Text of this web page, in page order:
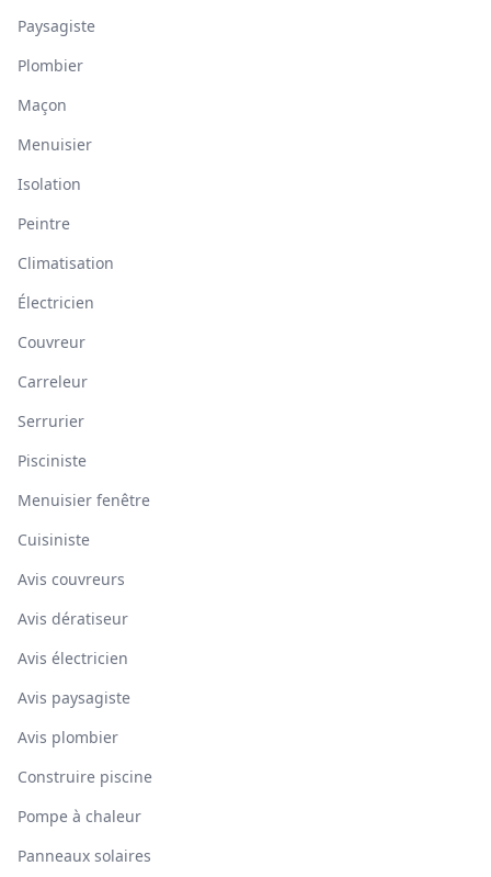
Paysagiste
Plombier
Maçon
Menuisier
Isolation
Peintre
Climatisation
Électricien
Couvreur
Carreleur
Serrurier
Pisciniste
Menuisier fenêtre
Cuisiniste
Avis couvreurs
Avis dératiseur
Avis électricien
Avis paysagiste
Avis plombier
Construire piscine
Pompe à chaleur
Panneaux solaires